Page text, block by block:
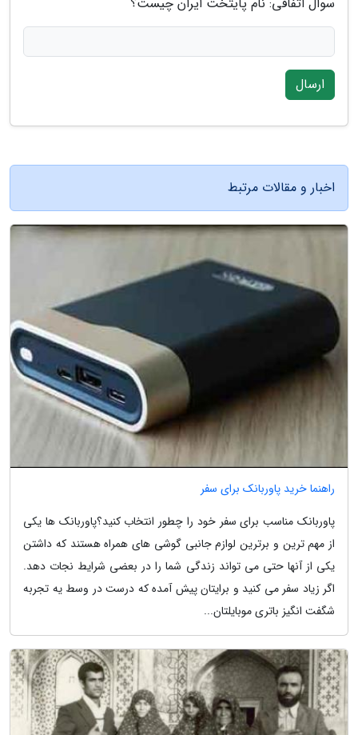
ارسال
اخبار و مقالات مرتبط
راهنما خرید پاوربانک برای سفر
پاوربانک مناسب برای سفر خود را چطور انتخاب کنید؟پاوربانک ها یکی
از مهم ترین و برترین لوازم جانبی گوشی های همراه هستند که داشتن
یکی از آنها حتی می تواند زندگی شما را در بعضی شرایط نجات دهد.
اگر زیاد سفر می کنید و برایتان پیش آمده که درست در وسط یه تجربه
شگفت انگیز باتری موبایلتان...